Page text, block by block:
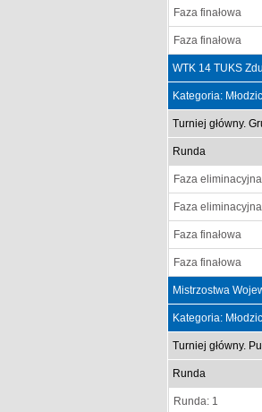
Faza finałowa
Faza finałowa
WTK 14 TUKS
Kategoria:
Turniej główny.
Runda
Faza eliminacyjna
Faza eliminacyjna
Faza finałowa
Faza finałowa
Mistrzostwa
Kategoria:
Turniej główny.
Runda
Runda: 1